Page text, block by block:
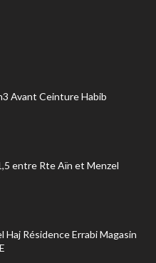
Avant Ceinture Habib
entre Rte Aïn et Menzel
Haj Résidence Errabi Magasin